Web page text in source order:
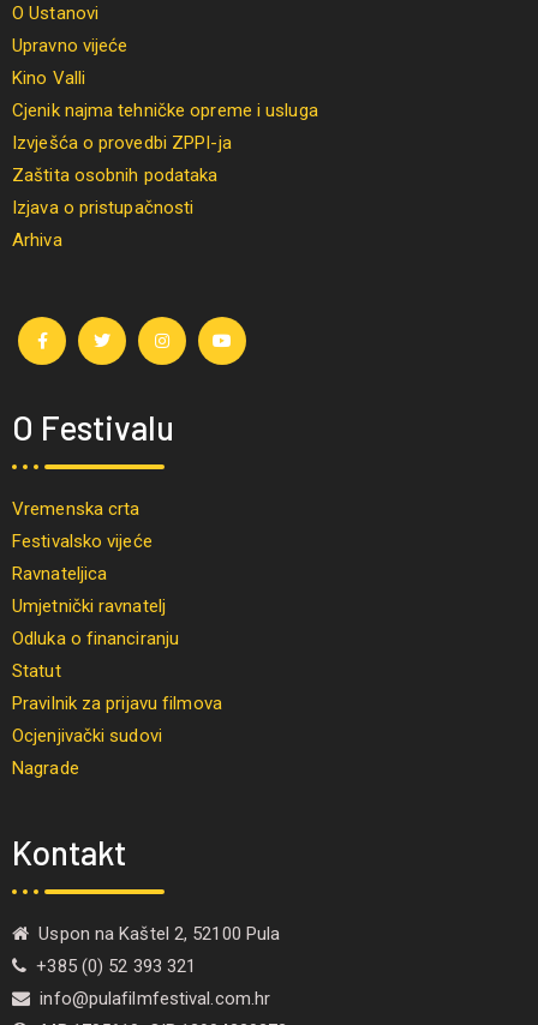
O Ustanovi
Upravno vijeće
Kino Valli
Cjenik najma tehničke opreme i usluga
Izvješća o provedbi ZPPI-ja
Zaštita osobnih podataka
Izjava o pristupačnosti
Arhiva
O Festivalu
Vremenska crta
Festivalsko vijeće
Ravnateljica
Umjetnički ravnatelj
Odluka o financiranju
Statut
Pravilnik za prijavu filmova
Ocjenjivački sudovi
Nagrade
Kontakt
Uspon na Kaštel 2, 52100 Pula
+385 (0) 52 393 321
info@pulafilmfestival.com.hr